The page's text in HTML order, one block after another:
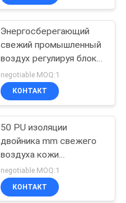
Энергосберегающий
свежий промышленный
воздух регулируя блоки
с 30/50 mm изоляции
PU
negotiable MOQ:1
КОНТАКТ
50 PU изоляции
двойника mm свежего
воздуха кожи
модульного регулируя
блок с колесом
спасения жары
negotiable MOQ:1
КОНТАКТ